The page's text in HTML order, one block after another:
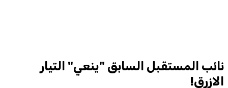
نائب المستقبل السابق "ينعي" التيار
الازرق!